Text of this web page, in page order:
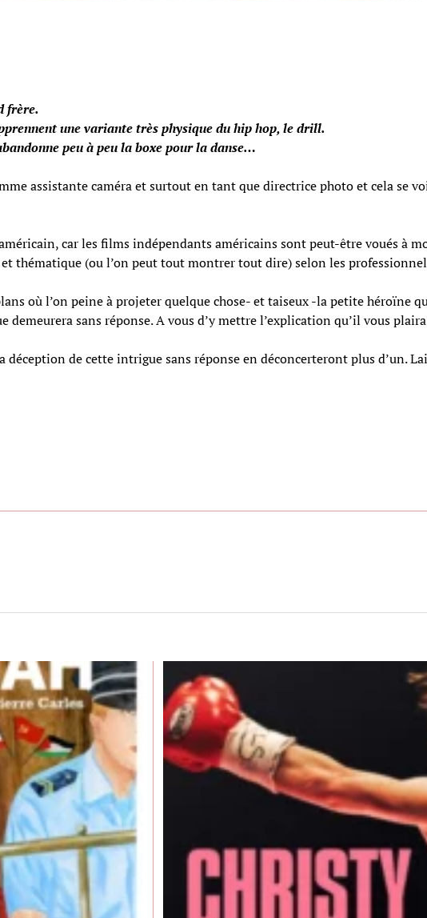
frère.
une variante très physique du hip hop, le drill.
peu à peu la boxe pour la danse…
assistante caméra et surtout en tant que directrice photo et cela se
car les films indépendants américains sont peut-être voués à
thématique (ou l’on peut tout montrer tout dire) selon les
où l’on peine à projeter quelque chose- et taiseux -la petite héroïne
sans réponse. A vous d’y mettre l’explication qu’il vous
de cette intrigue sans réponse en déconcerteront plus d’un.